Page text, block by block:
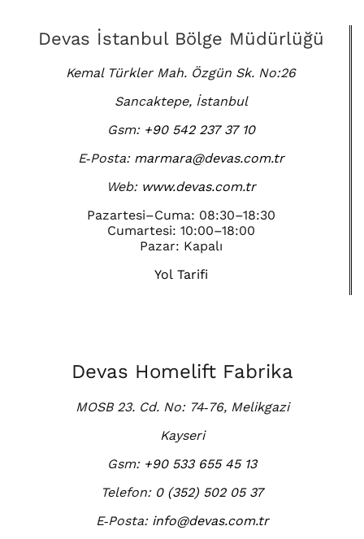
Devas İstanbul Bölge Müdürlüğü
Kemal Türkler Mah. Özgün Sk. No:26
Sancaktepe, İstanbul
Gsm: +90 542 237 37 10
E‑Posta: marmara@devas.com.tr
Web: www.devas.com.tr
Pazartesi–Cuma: 08:30–18:30
Cumartesi: 10:00–18:00
Pazar: Kapalı
Yol Tarifi
Devas Homelift Fabrika
MOSB 23. Cd. No: 74‑76, Melikgazi
Kayseri
Gsm: +90 533 655 45 13
Telefon: 0 (352) 502 05 37
E‑Posta: info@devas.com.tr